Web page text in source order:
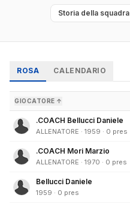
Storia della squadra
ROSA CALENDARIO
GIOCATORE ↑
.COACH Bellucci Daniele
ALLENATORE · 1959 · 0 pres
.COACH Mori Marzio
ALLENATORE · 1970 · 0 pres
Bellucci Daniele
1959 · 0 pres